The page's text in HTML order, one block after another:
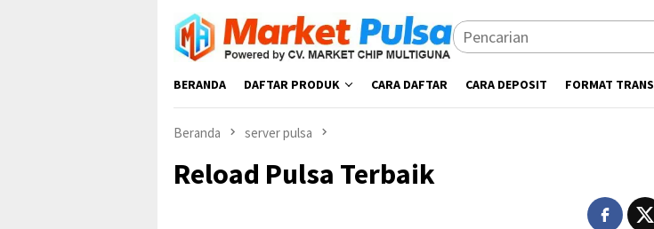
Loncat
konten
BERANDA DAFTAR PRODUK CARA DAFTAR CARA DEPOSIT FORMAT
Beranda server pulsa
Reload Pulsa Terbaik